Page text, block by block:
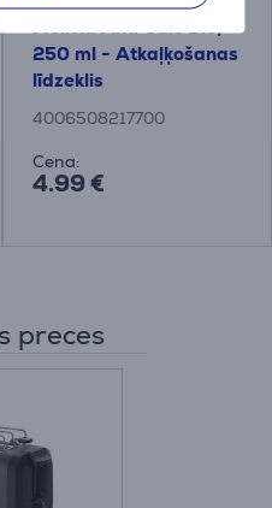
Melitta Anti Calc Bio,
250 ml - Atkaļķošanas
līdzeklis
4006508217700
Cena:
4.99 €
preces